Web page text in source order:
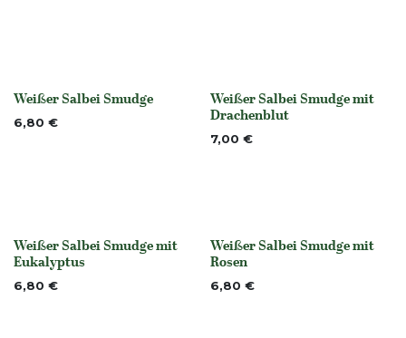
None
Weißer Salbei Smudge
6,80 € None
Weißer Salbei Smudge mit
Drachenblut
7,00 €
None
Weißer Salbei Smudge mit
Eukalyptus
6,80 €
None
Weißer Salbei Smudge mit
Rosen
6,80 €